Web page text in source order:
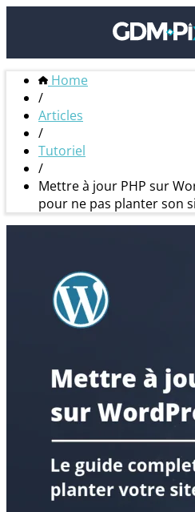
Home
/
Articles
/
Tutoriel
/
Mettre à jour PHP sur
pour ne pas planter son